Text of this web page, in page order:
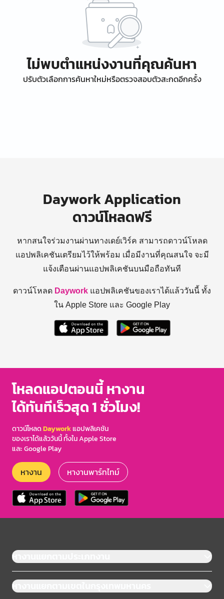
ไม่พบตำแหน่งงานที่คุณค้นหา
ปรับตัวเลือกการค้นหาใหม่หรือตรวจสอบตัวสะกดอีกครั้ง
Daywork Application
ดาวน์โหลดฟรี
หากสนใจร่วมงานผ่านทางเดย์เวิร์ค สามารถดาวน์โหลด
แอปพลิเคชันเตรียมไว้ให้พร้อม เมื่อมีงานที่คุณสนใจ จะมี
แจ้งเตือนผ่านแอปพลิเคชันบนมือถือทันที
ดาวน์โหลด Daywork แอปพลิเคชันของเราได้แล้ววันนี้ ทั้ง
ใน Apple Store และ Google Play
โหลดแอปตอนนี้ หางาน
ได้ทันทีเร็วสุด 1 ชั่วโมง!
ดาวน์โหลดDayworkแอปพลิเคชัน
ของเราได้แล้ววันนี้ ทั้งใน Apple Store
และ Google Play
หางาน หางานพาร์ทไทม์
หางานแยกตามประเภทงาน
หางานแยกตามเขตในกรุงเทพมหานคร